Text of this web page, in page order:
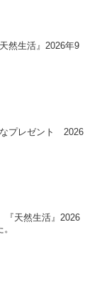
然生活』2026年9
プレゼント 2026
『天然生活』2026